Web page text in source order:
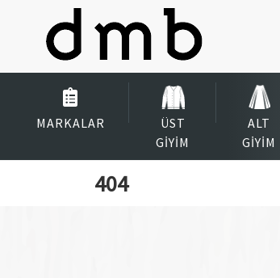
MARKALAR
ÜST
GIYIM
ALT
GIYIM
404